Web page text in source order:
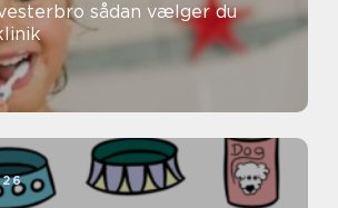
vælger du